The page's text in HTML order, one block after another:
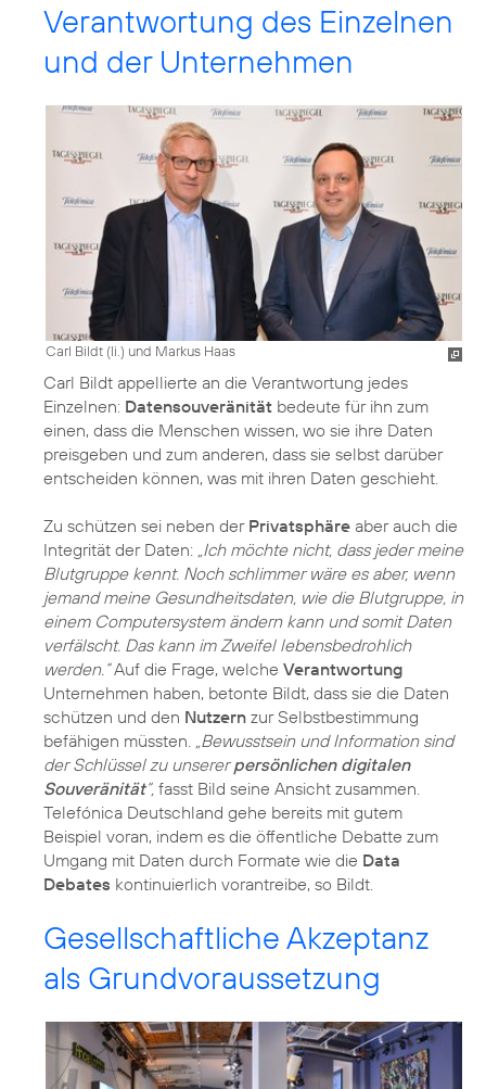
Verantwortung des Einzelnen
und der Unternehmen
Carl Bildt (li.) und Markus Haas
Carl Bildt appellierte an die Verantwortung jedes
Einzelnen: Datensouveränität bedeute für ihn zum
einen, dass die Menschen wissen, wo sie ihre Daten
preisgeben und zum anderen, dass sie selbst darüber
entscheiden können, was mit ihren Daten geschieht.
Zu schützen sei neben der Privatsphäre aber auch die
Integrität der Daten: „Ich möchte nicht, dass jeder meine
Blutgruppe kennt. Noch schlimmer wäre es aber, wenn
jemand meine Gesundheitsdaten, wie die Blutgruppe, in
einem Computersystem ändern kann und somit Daten
verfälscht. Das kann im Zweifel lebensbedrohlich
werden.“Auf die Frage, welche Verantwortung
Unternehmen haben, betonte Bildt, dass sie die Daten
schützen und den Nutzern zur Selbstbestimmung
befähigen müssten.
„Bewusstsein und Information sind
der Schlüssel zu unsererpersönlichen digitalen
Souveränität“, fasst Bild seine Ansicht zusammen.
Telefónica Deutschland gehe bereits mit gutem
Beispiel voran, indem es die öffentliche Debatte zum
Umgang mit Daten durch Formate wie die Data
Debates kontinuierlich vorantreibe, so Bildt.
Gesellschaftliche Akzeptanz
als Grundvoraussetzung